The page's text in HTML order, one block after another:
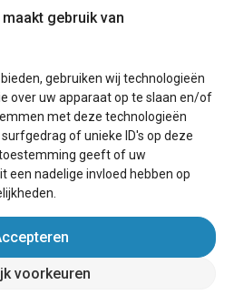
gebruik van
gebruiken wij technologieën
over uw apparaat op te slaan en/of
met deze technologieën
of unieke ID's op deze
geeft of uw
een nadelige invloed hebben op
voorkeuren
(vakantiehuizen wereldwijd)